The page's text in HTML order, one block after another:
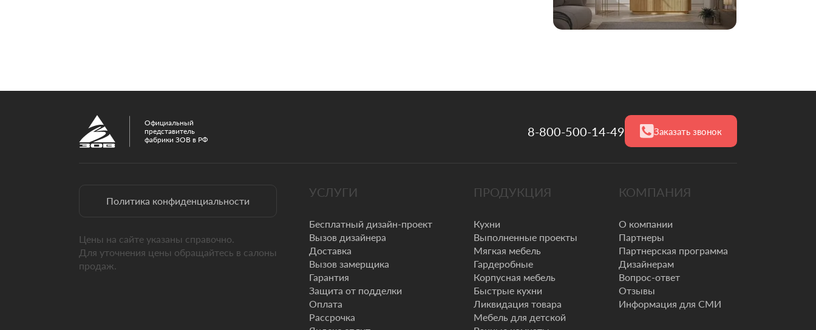
Официальный
представитель
фабрики ЗОВ в РФ
8-800-500-14-49 Заказать звонок
Политика конфиденциальности
Цены на сайте указаны справочно.
Для уточнения цены обращайтесь в салоны
продаж.
УСЛУГИ
Бесплатный дизайн-проект
Вызов дизайнера
Доставка
Вызов замерщика
Гарантия
Защита от подделки
Оплата
Рассрочка
ПРОДУКЦИЯ
Кухни
Выполненные проекты
Мягкая мебель
Гардеробные
Корпусная мебель
Быстрые кухни
Ликвидация товара
Мебель для детской
КОМПАНИЯ
О компании
Партнеры
Партнерская программа
Дизайнерам
Вопрос-ответ
Отзывы
Информация для СМИ